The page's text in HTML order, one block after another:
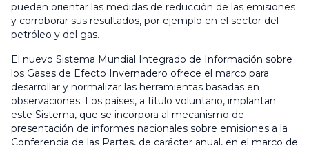
pueden orientar las medidas de reducción de las emisiones
y corroborar sus resultados, por ejemplo en el sector del
petróleo y del gas.
El nuevo Sistema Mundial Integrado de Información sobre
los Gases de Efecto Invernadero ofrece el marco para
desarrollar y normalizar las herramientas basadas en
observaciones. Los países, a título voluntario, implantan
este Sistema, que se incorpora al mecanismo de
presentación de informes nacionales sobre emisiones a la
Conferencia de las Partes, de carácter anual, en el marco de